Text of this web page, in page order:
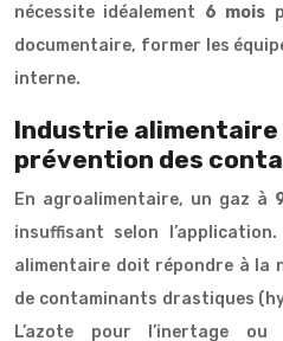
nécessite idéalement 6 mois
documentaire, former les
interne.
Industrie
prévention des
En agroalimentaire, un gaz à
insuffisant selon
alimentaire doit répondre à la
de contaminants drastiques
L’azote pour l’inertage